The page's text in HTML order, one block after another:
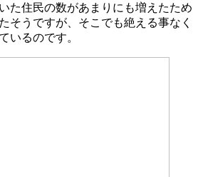
た住民の数があまりにも増えたため
そうですが、そこでも絶える事なく
いるのです。